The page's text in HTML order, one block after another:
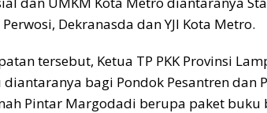
Dekranasda dan YJI Kota Metro.
tersebut, Ketua TP PKK Provinsi
bagi Pondok Pesantren dan
Pintar Margodadi berupa paket